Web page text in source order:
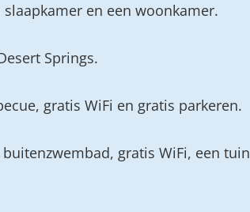
en een woonkamer.
Springs.
gratis WiFi en gratis parkeren.
gratis WiFi, een tuin